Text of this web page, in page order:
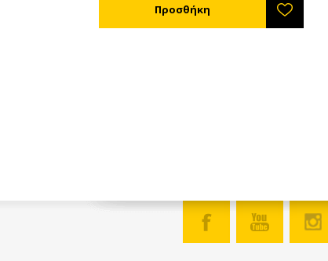
Συρματωμένο 9 1/8'' Lng - x20 Κηρήθρες